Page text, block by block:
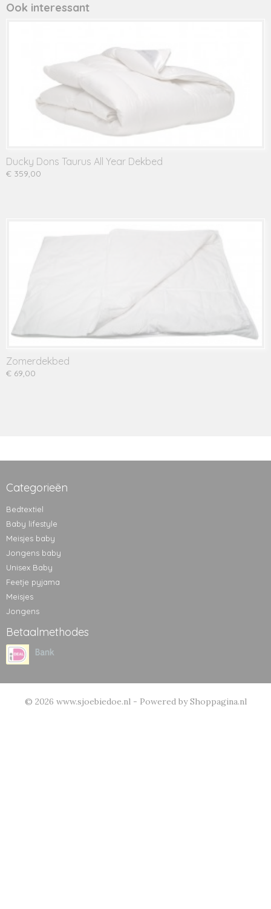
Ook interessant
Ducky Dons Taurus All Year Dekbed
€ 359,00
Zomerdekbed
€ 69,00
Categorieën
Bedtextiel
Baby lifestyle
Meisjes baby
Jongens baby
Unisex Baby
Feetje pyjama
Meisjes
Jongens
Betaalmethodes
© 2026 www.sjoebiedoe.nl - Powered by Shoppagina.nl